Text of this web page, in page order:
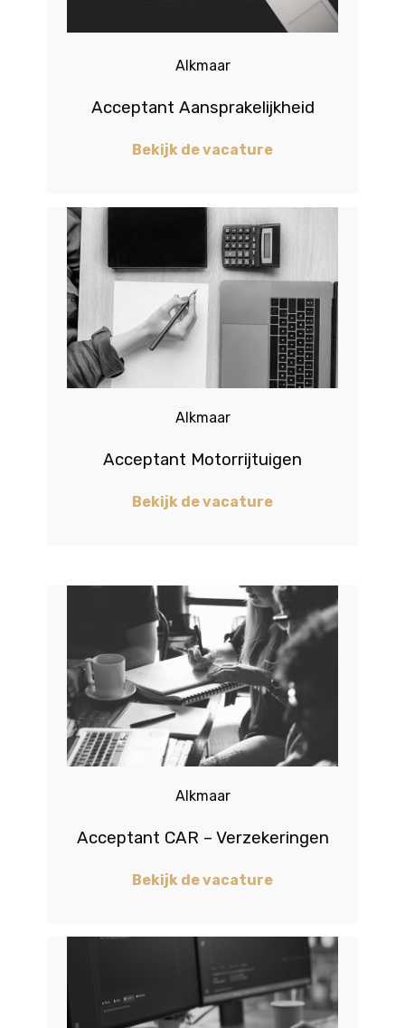
Alkmaar
Acceptant Aansprakelijkheid
Bekijk de vacature
Alkmaar
Acceptant Motorrijtuigen
Bekijk de vacature
Alkmaar
Acceptant CAR – Verzekeringen
Bekijk de vacature